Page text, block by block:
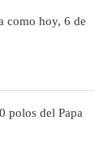
como hoy, 6 de
polos del Papa